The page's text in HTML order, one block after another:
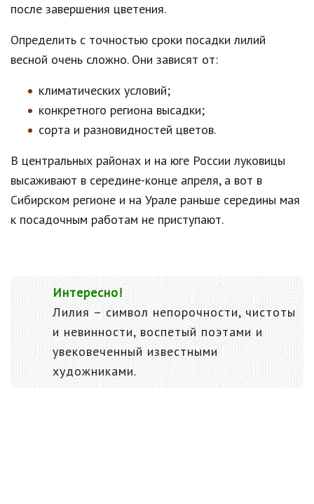
после завершения цветения.
Определить с точностью сроки посадки лилий
весной очень сложно. Они зависят от:
климатических условий;
конкретного региона высадки;
сорта и разновидностей цветов.
В центральных районах и на юге России луковицы
высаживают в середине-конце апреля, а вот в
Сибирском регионе и на Урале раньше середины мая
к посадочным работам не приступают.
Интересно!
Лилия – символ непорочности, чистоты
и невинности, воспетый поэтами и
увековеченный известными
художниками.